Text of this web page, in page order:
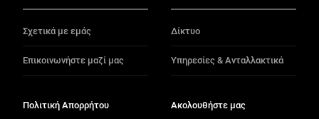
Σχετικά με εμάς
Επικοινωνήστε μαζί μας
Δίκτυο
Υπηρεσίες & Ανταλλακτικά
Πολιτική Απορρήτου Ακολουθήστε μας